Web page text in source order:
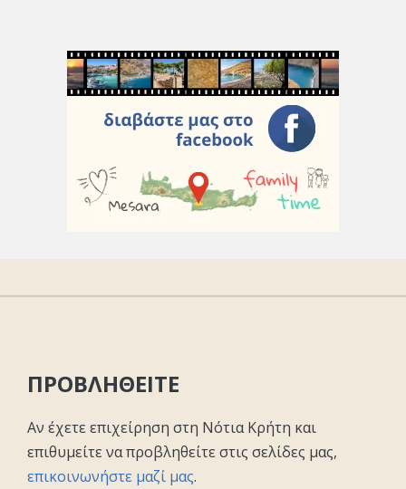
ΠΡΟΒΛΗΘΕΙΤΕ
Αν έχετε επιχείρηση στη Νότια Κρήτη και
επιθυμείτε να προβληθείτε στις σελίδες μας,
επικοινωνήστε μαζί μας.